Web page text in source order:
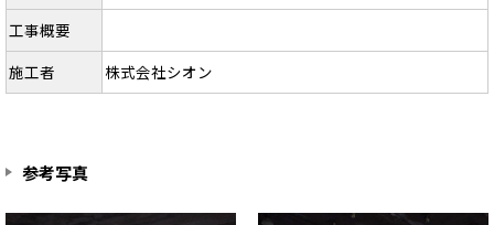
工事概要
施工者
株式会社シオン
参考写真